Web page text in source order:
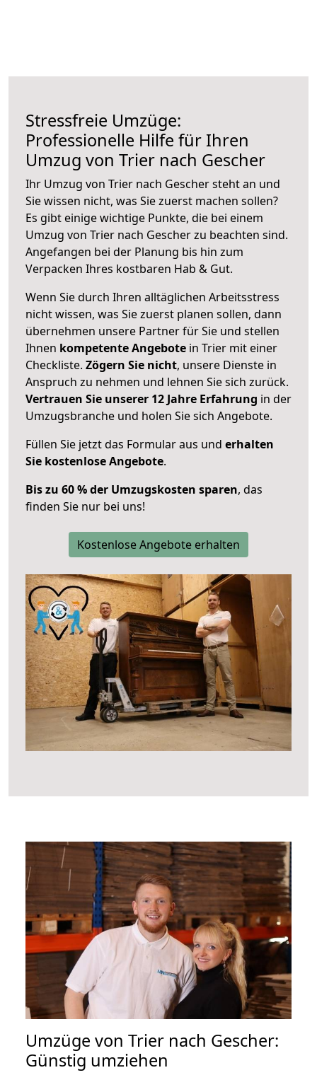
Stressfreie Umzüge:
Professionelle Hilfe für Ihren
Umzug von Trier nach Gescher
Ihr Umzug von Trier nach Gescher steht an und
Sie wissen nicht, was Sie zuerst machen sollen?
Es gibt einige wichtige Punkte, die bei einem
Umzug von Trier nach Gescher zu beachten sind.
Angefangen bei der Planung bis hin zum
Verpacken Ihres kostbaren Hab & Gut.
Wenn Sie durch Ihren alltäglichen Arbeitsstress
nicht wissen, was Sie zuerst planen sollen, dann
übernehmen unsere Partner für Sie und stellen
Ihnen kompetente Angebote in Trier mit einer
Checkliste. Zögern Sie nicht, unsere Dienste in
Anspruch zu nehmen und lehnen Sie sich zurück.
Vertrauen Sie unserer 12 Jahre Erfahrung in der
Umzugsbranche und holen Sie sich Angebote.
Füllen Sie jetzt das Formular aus und erhalten
Sie kostenlose Angebote.
Bis zu 60 % der Umzugskosten sparen, das
finden Sie nur bei uns!
Kostenlose Angebote erhalten
Umzüge von Trier nach Gescher:
Günstig umziehen